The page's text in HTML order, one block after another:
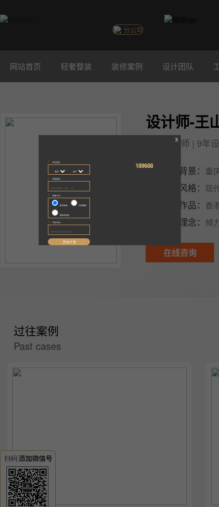
分公司
网站首页 轻奢整装 装修案例 设计团队
设计师-王
全案设计师 | 9年
教育背景： 重
擅长风格： 现
代表作品： 香
设计理念： 倾
在线咨询
过往案例
Past cases